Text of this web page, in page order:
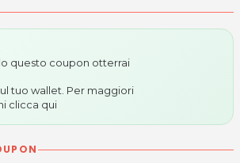
questo coupon otterrai
tuo wallet. Per maggiori
clicca qui